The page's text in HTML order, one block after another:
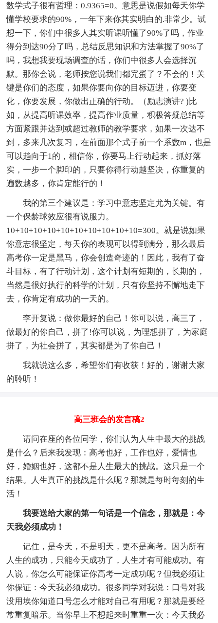
数学式子很有哲理：0.9365=0。意思是说假如每天你学
懂学校要求的90%，一年下来你其实明白的.非常少。试
想一下，你们中很多人其实听课听懂了90%了吗，作业
得分到达90分了吗，总结反思知识和方法掌握了90%了
吗，我想我要现场调查的话，你们中很多人会选择沉
默。那你会说，老师按您说我们都完蛋了？不会的！关
键是你们的态度，如果你要向你的目标迈进，你要变
化，你要发展，你做出正确的行动。（励志演讲? )比
如，从提高听课效率，提高作业质量，积极答疑总结等
方面紧跟并达到或超过教师的教学要求，如果一次达不
到，多来几次复习，在前面那个式子前一个系数m，也是
可以趋向于1的，相信你，你要马上行动起来，抓好落
实，一步一个脚印的，只要你得行动越坚决，你重复的
遍数越多，你肯定能行的！
我的第三个建议是：学习中意志坚定尤为关键。有
一个保龄球效应很有说服力。
10+10+10+10+10+10+10+10+10+10=300。就是说如果
你意志很坚定，每天你的表现可以得到满分，那么最后
高考你一定是黑马，你会创造奇迹的！因此，我有了奋
斗目标，有了行动计划，这个计划有短期的，长期的，
当然是很好执行的科学的计划，只有你坚持不懈地走下
去，你肯定有成功的一天的。
李开复说：做你最好的自己！你可以说，高三了，
做最好的你自己，拼了!你可以说，为理想拼了，为家庭
拼了，为社会拼了，其实都是为了你自己！
我就说这么多，希望你们有收获！好的，谢谢大家
的聆听！
高三班会的发言稿2
请问在座的各位同学，你们认为人生中最大的挑战
是什么？后来我发现：高考也好，工作也好，爱情也
好，婚姻也好，这都不是人生最大的挑战。这只是一个
结果。人生真正的挑战是什么呢？那就是每时每刻的生
活！
我要送给大家的第一句话是一个信念，那就是：今
天我必须成功！
记住，是今天，不是明天，更不是高考。因为所有
人生的成功，只能今天成功了，人生才有可能成功。有
人说，你怎么可能保证你高考一定成功呢？但我必须让
你保证：今天我必须成功。很多同学对我说：口号对我
没用埃你知道口号怎么才能对自己有用呢？那就是要经
常重复暗示。当你早上不想起来时重重一次：今天我必